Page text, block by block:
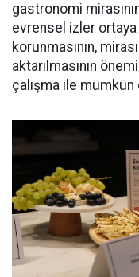
gastronomi
evrensel izler
korunmasının,
aktarılmasının
çalışma ile mümkün